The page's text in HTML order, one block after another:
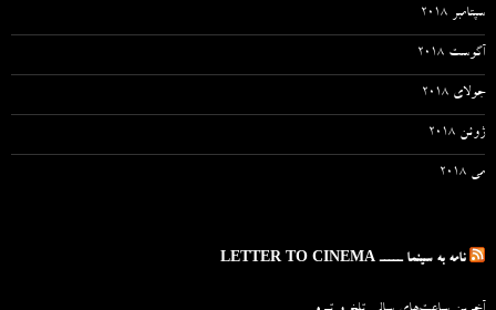
سپتامبر 2018
آگوست 2018
جولای 2018
ژوئن 2018
می 2018
نامه به سینما ـــــ LETTER TO CINEMA